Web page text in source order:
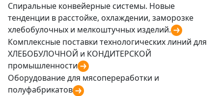
Спиральные конвейерные системы. Новые
тенденции в расстойке, охлаждении, заморозке
хлебобулочных и мелкоштучных изделий.
Комплексные поставки технологических линий для
ХЛЕБОБУЛОЧНОЙ и КОНДИТЕРСКОЙ
промышленности
Оборудование для мясопереработки и
полуфабрикатов